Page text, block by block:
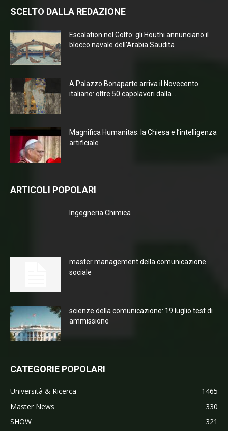
SCELTO DALLA REDAZIONE
Escalation nel Golfo: gli Houthi annunciano il
blocco navale dell’Arabia Saudita
A Palazzo Bonaparte arriva il Novecento
italiano: oltre 50 capolavori dalla...
Magnifica Humanitas: la Chiesa e l’intelligenza
artificiale
ARTICOLI POPOLARI
Ingegneria Chimica
master management della comunicazione
sociale
scienze della comunicazione: 19 luglio test di
ammissione
CATEGORIE POPOLARI
Università & Ricerca
1465
Master News
330
SHOW
321